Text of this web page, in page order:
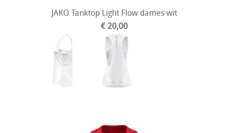
JAKO Tanktop Light Flow dames wit
€ 20,00